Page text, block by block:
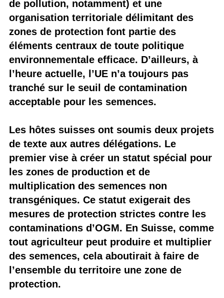
de pollution, notamment) et une
organisation territoriale délimitant des
zones de protection font partie des
éléments centraux de toute politique
environnementale efficace. D’ailleurs, à
l’heure actuelle, l’UE n’a toujours pas
tranché sur le seuil de contamination
acceptable pour les semences.
Les hôtes suisses ont soumis deux projets
de texte aux autres délégations. Le
premier vise à créer un statut spécial pour
les zones de production et de
multiplication des semences non
transgéniques. Ce statut exigerait des
mesures de protection strictes contre les
contaminations d’OGM. En Suisse, comme
tout agriculteur peut produire et multiplier
des semences, cela aboutirait à faire de
l’ensemble du territoire une zone de
protection.